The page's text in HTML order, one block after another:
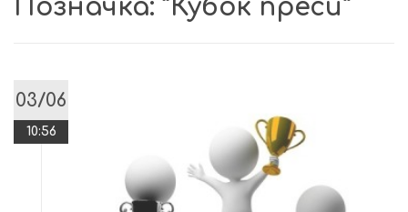
Позначка: “Кубок преси”
03/06
10:56